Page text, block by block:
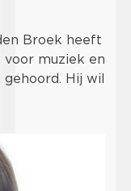
Broek heeft
voor muziek en
Hij wil